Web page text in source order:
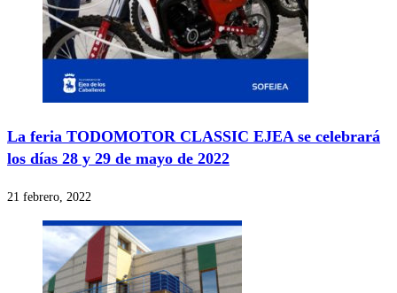
La feria TODOMOTOR CLASSIC EJEA se celebrará
los días 28 y 29 de mayo de 2022
21 febrero, 2022